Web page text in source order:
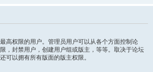
高权限的用户。管理员用户可以从各个方面控制论
，封禁用户，创建用户组或版主，等等。取决于论坛
可以拥有所有版面的版主权限。